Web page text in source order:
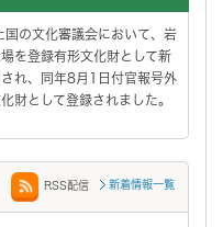
の文化審議会において、岩
を登録有形文化財として新
れ、同年8月1日付官報号外
財として登録されました。
新着情報一覧
RSS配信